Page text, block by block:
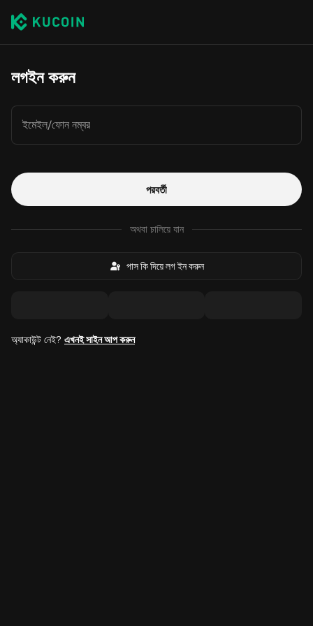
লগইন করুন
ইমেইল/ফোন নম্বর
পরবর্তী
অথবা চালিয়ে যান
পাস কি দিয়ে লগ ইন করুন
অ্যাকাউন্ট নেই? এখনই সাইন আপ করুন